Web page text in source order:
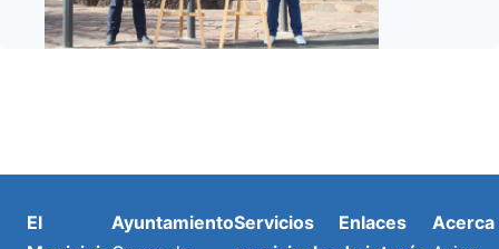
El
AyuntamientoServicios
Enlaces
Acerca